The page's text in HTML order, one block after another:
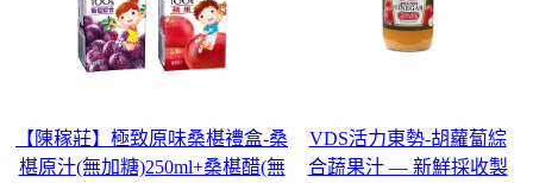
【陳稼莊】極致原味桑椹禮盒-桑
椹原汁(無加糖)250ml+桑椹醋(無
VDS活力東勢-胡蘿蔔綜
合蔬果汁 — 新鮮採收製